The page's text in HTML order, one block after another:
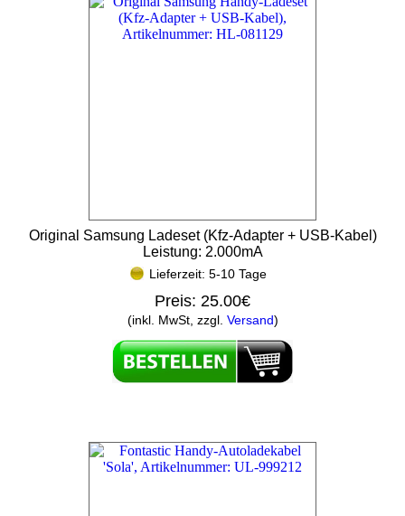
Original Samsung Ladeset (Kfz-Adapter + USB-Kabel)
Leistung: 2.000mA
Lieferzeit: 5-10 Tage
Preis: 25.00€
(inkl. MwSt, zzgl. Versand)